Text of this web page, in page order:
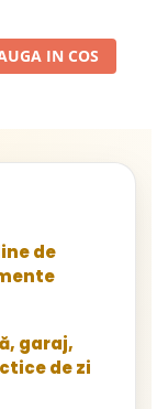
Euroliner,
IN COS
de
garaj,
de zi